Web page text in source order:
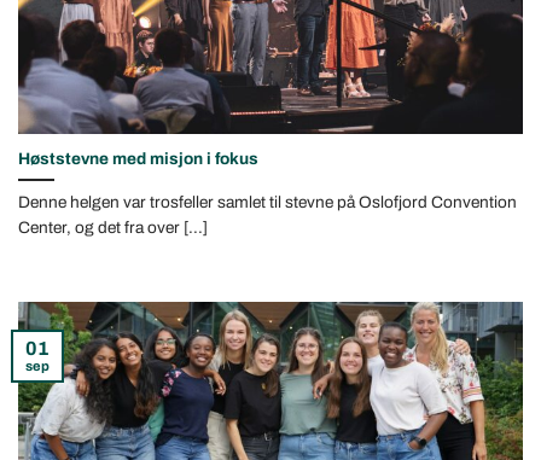
Høststevne med misjon i fokus
Denne helgen var trosfeller samlet til stevne på Oslofjord Convention
Center, og det fra over [...]
01
sep